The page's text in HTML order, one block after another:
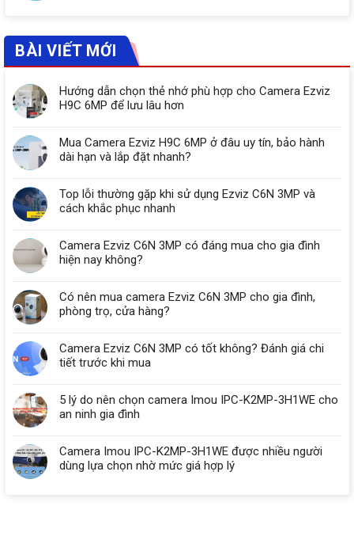
BÀI VIẾT MỚI
Hướng dẫn chọn thẻ nhớ phù hợp cho Camera Ezviz
H9C 6MP để lưu lâu hơn
Mua Camera Ezviz H9C 6MP ở đâu uy tín, bảo hành
dài hạn và lắp đặt nhanh?
Top lỗi thường gặp khi sử dụng Ezviz C6N 3MP và
cách khắc phục nhanh
Camera Ezviz C6N 3MP có đáng mua cho gia đình
hiện nay không?
Có nên mua camera Ezviz C6N 3MP cho gia đình,
phòng trọ, cửa hàng?
Camera Ezviz C6N 3MP có tốt không? Đánh giá chi
tiết trước khi mua
5 lý do nên chọn camera Imou IPC-K2MP-3H1WE cho
an ninh gia đình
Camera Imou IPC-K2MP-3H1WE được nhiều người
dùng lựa chọn nhờ mức giá hợp lý